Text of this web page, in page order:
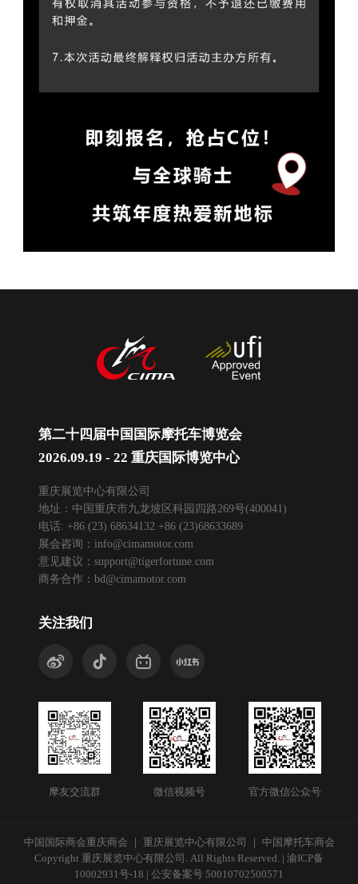
第二十四届中国国际摩托车博览会
2026.09.19 - 22 重庆国际博览中心
重庆展览中心有限公司
地址：中国重庆市九龙坡区科园四路269号(400041)
电话: +86 (23) 68634132 +86 (23)68633689
展会咨询： info@cimamotor.com
意见建议： support@tigerfortune.com
商务合作： bd@cimamotor.com
关注我们
摩友交流群 微信视频号 官方微信公众号
中国国际商会重庆商会 ｜ 重庆展览中心有限公司 ｜ 中国摩托车商会
Copyright 重庆展览中心有限公司. All Rights Reserved. | 渝ICP备
10002931号-18 | 公安备案号 50010702500571